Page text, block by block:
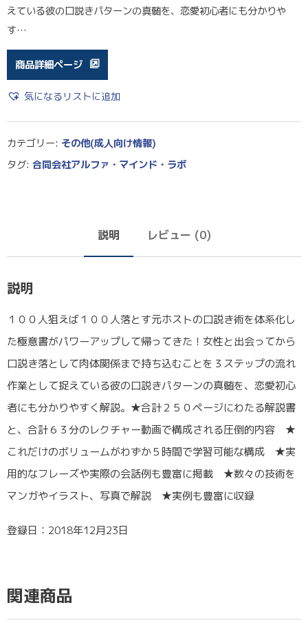
えている彼の口説きパターンの真髄を、恋愛初心者にも分かりや
す…
商品詳細ページ
気になるリストに追加
カテゴリー: その他(成人向け情報)
タグ: 合同会社アルファ・マインド・ラボ
説明 レビュー (0)
説明
１００人狙えば１００人落とす元ホストの口説き術を体系化し
た極意書がパワーアップして帰ってきた！女性と出会ってから
口説き落として肉体関係まで持ち込むことを３ステップの流れ
作業として捉えている彼の口説きパターンの真髄を、恋愛初心
者にも分かりやすく解説。★合計２５０ページにわたる解説書
と、合計６３分のレクチャー動画で構成される圧倒的内容 ★
これだけのボリュームがわずか５時間で学習可能な構成 ★実
用的なフレーズや実際の会話例も豊富に掲載 ★数々の技術を
マンガやイラスト、写真で解説 ★実例も豊富に収録
登録日：2018年12月23日
関連商品